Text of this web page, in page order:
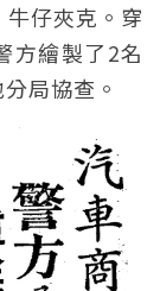
仔夾克。穿
方繪製了2名
局協查。